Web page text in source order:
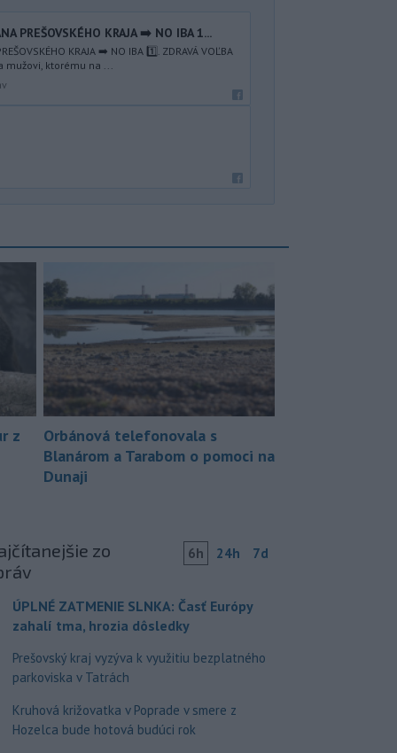
PREŠOVSKÉHO KRAJA ➡️ NO IBA 1️...
KRAJA ➡️ NO IBA 1️⃣. ZDRAVÁ VOĽBA
mužovi, ktorému na ...
z
Orbánová telefonovala s
Blanárom a Tarabom o pomoci na
Dunaji
zo
6h 24h 7d
ÚPLNÉ ZATMENIE SLNKA: Časť Európy
zahalí tma, hrozia dôsledky
Prešovský kraj vyzýva k využitiu bezplatného
parkoviska v Tatrách
Kruhová križovatka v Poprade v smere z
Hozelca bude hotová budúci rok